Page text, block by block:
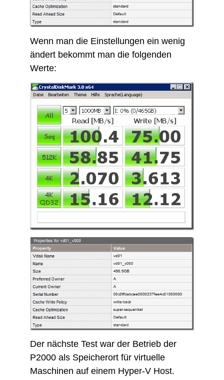
Wenn man die Einstellungen ein wenig
ändert bekommt man die folgenden
Werte:
Der nächste Test war der Betrieb der
P2000 als Speicherort für virtuelle
Maschinen auf einem Hyper-V Host.